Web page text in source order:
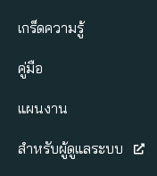
เกร็ดความรู้
คู่มือ
แผนงาน
สำหรับผู้ดูแลระบบ